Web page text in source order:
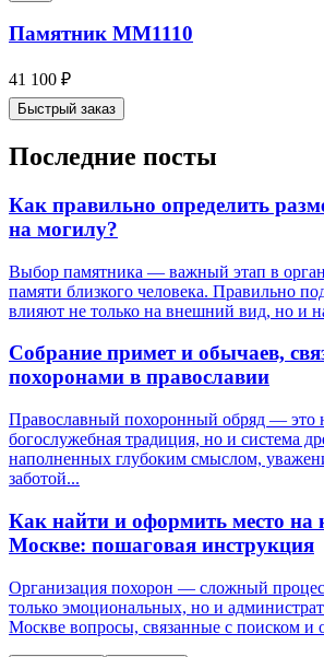
Памятник ММ1110
41 100 ₽
Быстрый заказ
Последние посты
Как правильно определить
на могилу?
Выбор памятника — важный этап в
памяти близкого человека. Правильно
влияют не только на внешний вид, но и
Собрание примет и обычаев,
похоронами в православии
Православный похоронный обряд — это
богослужебная традиция, но и система
наполненных глубоким смыслом,
заботой...
Как найти и оформить место на
Москве: пошаговая инструкция
Организация похорон — сложный
только эмоциональных, но и
Москве вопросы, связанные с поиском и